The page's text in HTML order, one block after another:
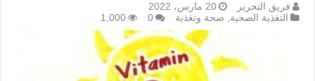
فريق التحرير
20 مارس، 2022
التغذية الصحية
صحة وتغذية 0
1,000